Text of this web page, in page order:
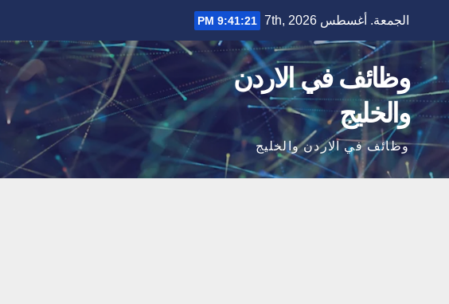
content
الجمعة. أغسطس 7th, 2026 9:41:22 PM
وظائف في الاردن
والخليج
وظائف في الاردن والخليج